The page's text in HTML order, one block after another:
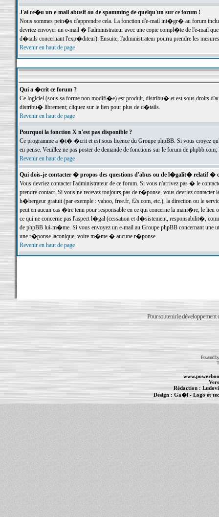
J'ai re�u un e-mail abusif ou de spamming de quelqu'un sur ce forum !
Nous sommes pein�s d'apprendre cela. La fonction d'e-mail int�gr� au forum inclut
devriez envoyer un e-mail � l'administrateur avec une copie compl�te de l'e-mail
d�tails concernant l'exp�diteur). Ensuite, l'administrateur pourra prendre les
Revenir en haut de page
Qui a �crit ce forum ?
Ce logiciel (sous sa forme non modifi�e) est produit, distribu� et est sous droits
distribu� librement; cliquez sur le lien pour plus de d�tails.
Revenir en haut de page
Pourquoi la fonction X n'est pas disponible ?
Ce programme a �t� �crit et est sous licence du Groupe phpBB. Si vous croyez
en pense. Veuillez ne pas poster de demande de fonctions sur le forum de
Revenir en haut de page
Qui dois-je contacter � propos des questions d'abus ou de l�galit� relatif �
Vous devriez contacter l'administrateur de ce forum. Si vous n'arrivez pas � le
prendre contact. Si vous ne recevez toujours pas de r�ponse, vous devriez
h�bergeur gratuit (par exemple : yahoo, free.fr, f2s.com, etc.), la direction ou le
peut en aucun cas �tre tenu pour responsable en ce qui concerne la mani�re, le
ce qui ne concerne pas l'aspect l�gal (cessation et d�sistement, responsabilit�,
de phpBB lui-m�me. Si vous envoyez un e-mail au Groupe phpBB concernant une
une r�ponse laconique, voire m�me � aucune r�ponse.
Revenir en haut de page
Pour soutenir le développement
Powered
Rédaction :
Design :Ga�l- Logo et
Informations :